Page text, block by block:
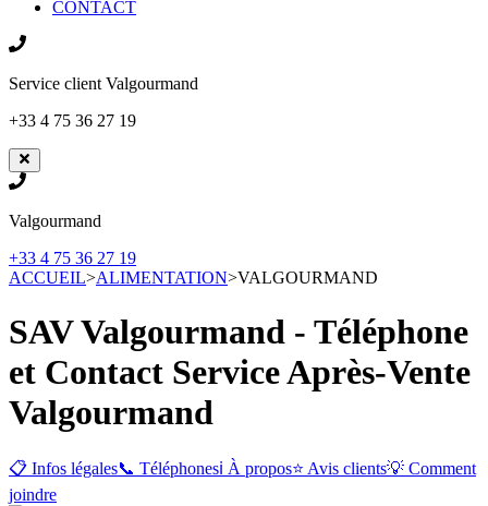
CONTACT
Service client Valgourmand
+33 4 75 36 27 19
Valgourmand
+33 4 75 36 27 19
ACCUEIL>ALIMENTATION>VALGOURMAND
SAV Valgourmand - Téléphone
et Contact Service Après-Vente
Valgourmand
📋 Infos légales📞 Téléphonesℹ️ À propos⭐ Avis clients💡 Comment
joindre